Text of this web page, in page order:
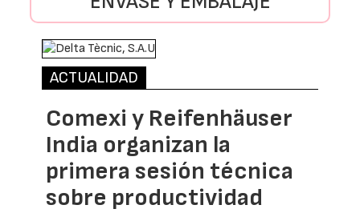
ACTUALIDAD
Comexi y Reifenhäuser
India organizan la
primera sesión técnica
sobre productividad